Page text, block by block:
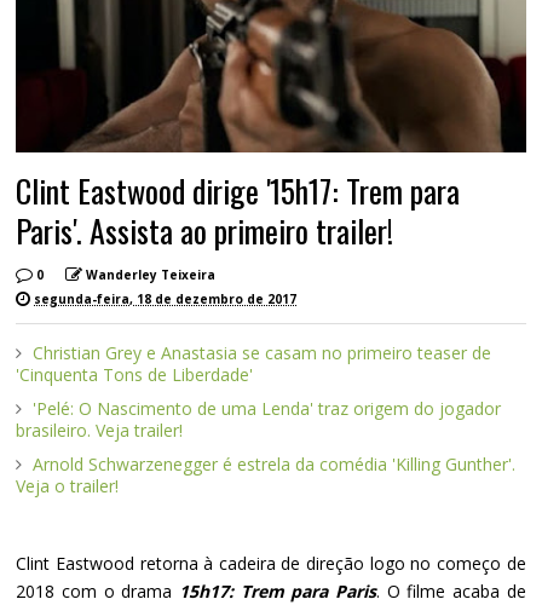
Clint Eastwood dirige '15h17: Trem para
Paris'. Assista ao primeiro trailer!
0
Wanderley Teixeira
segunda-feira, 18 de dezembro de 2017
Christian Grey e Anastasia se casam no primeiro teaser de
'Cinquenta Tons de Liberdade'
'Pelé: O Nascimento de uma Lenda' traz origem do jogador
brasileiro. Veja trailer!
Arnold Schwarzenegger é estrela da comédia 'Killing Gunther'.
Veja o trailer!
Clint Eastwood retorna à cadeira de direção logo no começo de
2018 com o drama 15h17: Trem para Paris. O filme acaba de